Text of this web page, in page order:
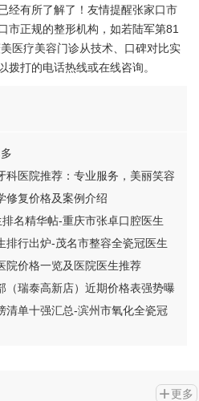
经有所了解了！友情提醒张家口市
市正规的整形机构，如若陆军第81
医疗美容门诊从技术、口碑对比实
拨打的电话热线或在线咨询。
科医院推荐：专业服务，美丽笑容
修复价格及案例介绍
名精华帖-重庆市张卓口腔医生
排行出炉-茂名市整容全瓷冠医生
院价格一览及医院医生推荐
（瑞泰高新店）近期价格表强势曝
元
清单十强汇总-滨州市氧化全瓷冠
更多